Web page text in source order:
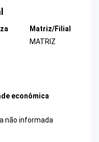
Matriz/Filial
MATRIZ
econômica
não informada